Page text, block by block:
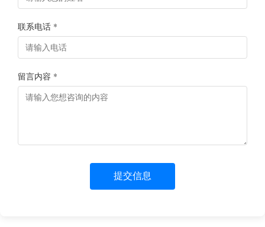
联系电话 *
留言内容 *
提交信息